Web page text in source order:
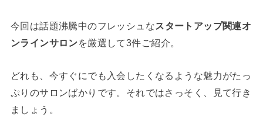
今回は話題沸騰中のフレッシュなスタートアップ関連オ
ンラインサロンを厳選して3件ご紹介。
どれも、今すぐにでも入会したくなるような魅力がたっ
ぷりのサロンばかりです。それではさっそく、見て行き
ましょう。